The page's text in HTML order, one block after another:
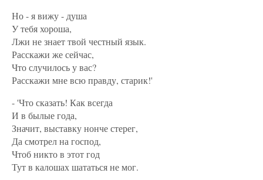
Но - я вижу - душа
У тебя хороша,
Лжи не знает твой честный язык.
Расскажи же сейчас,
Что случилось у вас?
Расскажи мне всю правду, старик!'
- 'Что сказать! Как всегда
И в былые года,
Значит, выставку нонче стерег,
Да смотрел на господ,
Чтоб никто в этот год
Тут в калошах шататься не мог.